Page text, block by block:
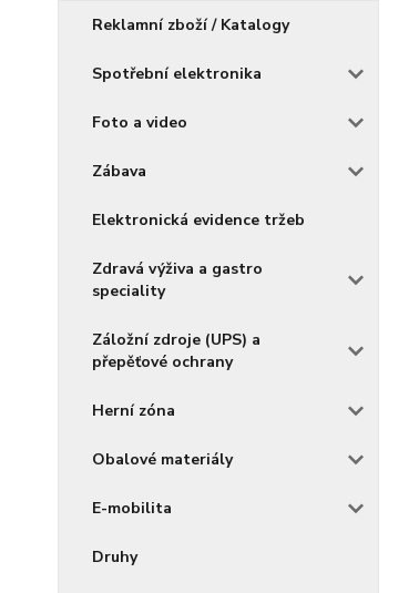
Reklamní zboží / Katalogy
Spotřební elektronika
Foto a video
Zábava
Elektronická evidence tržeb
Zdravá výživa a gastro
speciality
Záložní zdroje (UPS) a
přepěťové ochrany
Herní zóna
Obalové materiály
E-mobilita
Druhy